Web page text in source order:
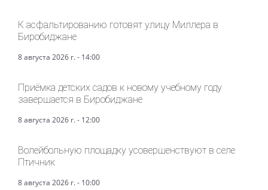
К асфальтированию готовят улицу Миллера в
Биробиджане
8 августа 2026 г. - 14:00
Приёмка детских садов к новому учебному году
завершается в Биробиджане
8 августа 2026 г. - 12:00
Волейбольную площадку усовершенствуют в селе
Птичник
8 августа 2026 г. - 10:00